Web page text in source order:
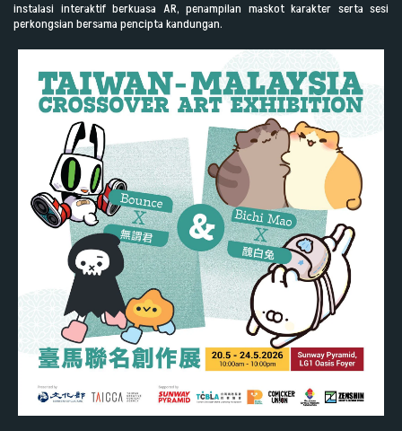
instalasi interaktif berkuasa AR, penampilan maskot karakter serta sesi
perkongsian bersama pencipta kandungan.